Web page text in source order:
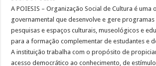
A POIESIS – Organização Social de Cultura é uma
governamental que desenvolve e gere programas
pesquisas e espaços culturais, museológicos e
para a formação complementar de estudantes e
A instituição trabalha com o propósito de
acesso democrático ao conhecimento, de